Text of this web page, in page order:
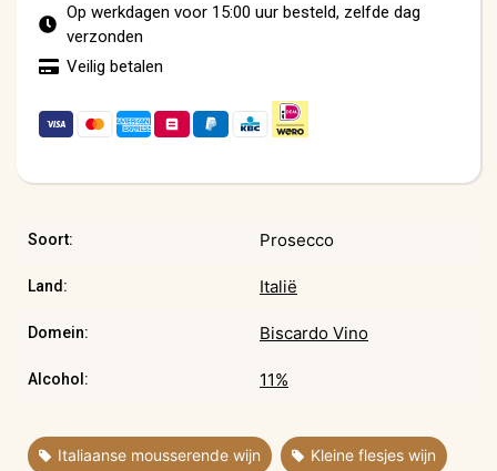
Op werkdagen voor 15:00 uur besteld, zelfde dag
verzonden
Veilig betalen
Italiaanse mousserende wijn Kleine flesjes wijn
Soort: Prosecco
Land: Italië
Domein: Biscardo Vino
Alcohol: 11%